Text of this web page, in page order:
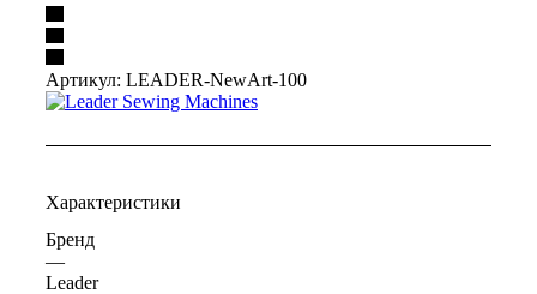
Артикул: LEADER-NewArt-100
Характеристики
Бренд
—
Leader